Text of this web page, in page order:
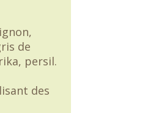
de
persil.
des